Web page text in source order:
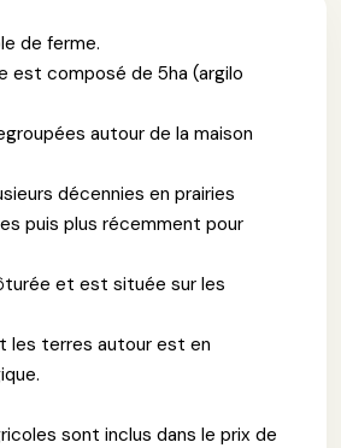
de ferme.
est composé de 5ha (argilo
autour de la maison
décennies en prairies
puis plus récemment pour
et est située sur les
les terres autour est en
sont inclus dans le prix de